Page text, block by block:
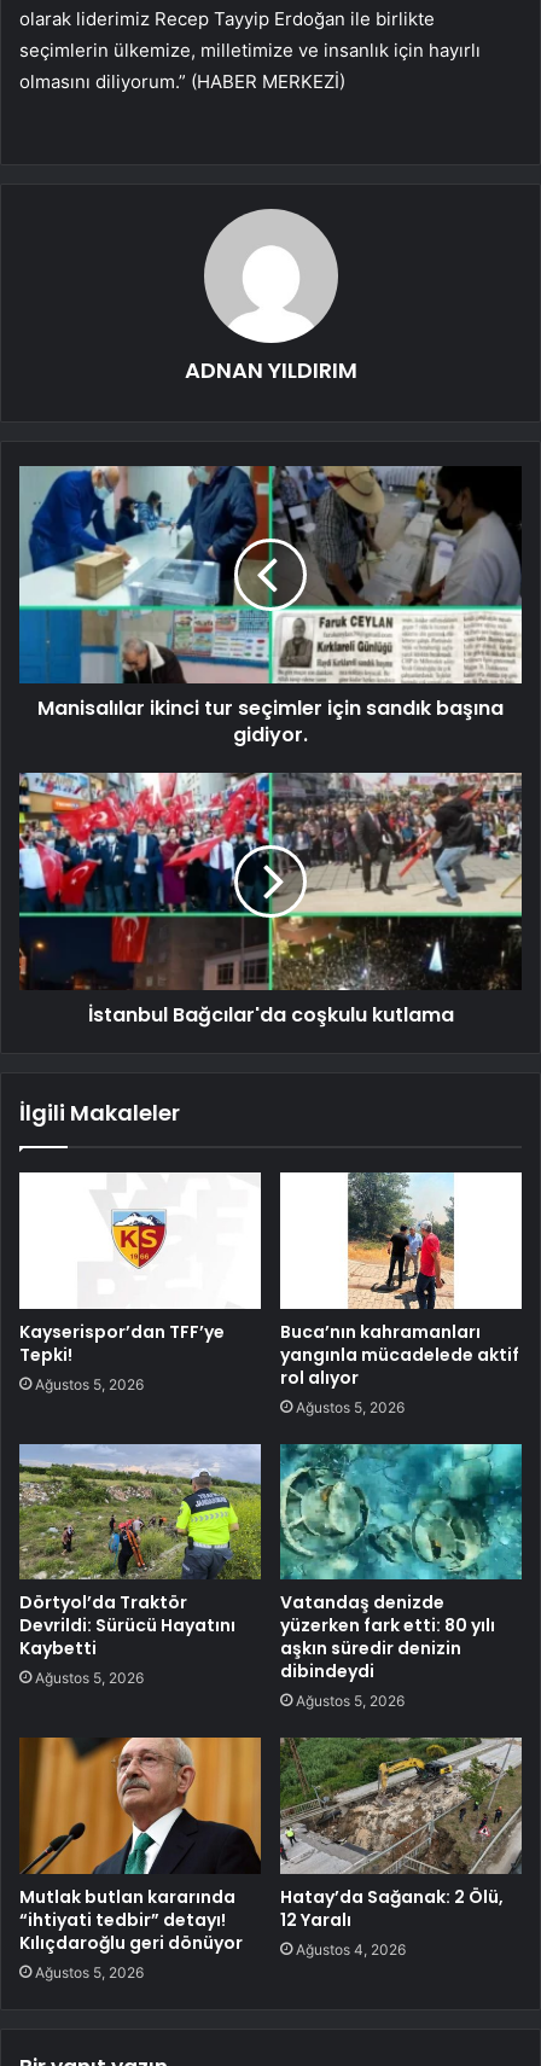
olarak liderimiz Recep Tayyip Erdoğan ile birlikte
seçimlerin ülkemize, milletimize ve insanlık için hayırlı
olmasını diliyorum.” (HABER MERKEZİ)
ADNAN YILDIRIM
Manisalılar ikinci tur seçimler için sandık başına
gidiyor.
İstanbul Bağcılar'da coşkulu kutlama
İlgili Makaleler
Kayserispor’dan TFF’ye
Tepki!
Ağustos 5, 2026
Buca’nın kahramanları
yangınla mücadelede aktif
rol alıyor
Ağustos 5, 2026
Dörtyol’da Traktör
Devrildi: Sürücü Hayatını
Kaybetti
Ağustos 5, 2026
Vatandaş denizde
yüzerken fark etti: 80 yılı
aşkın süredir denizin
dibindeydi
Ağustos 5, 2026
Mutlak butlan kararında
“ihtiyati tedbir” detayı!
Kılıçdaroğlu geri dönüyor
Ağustos 5, 2026
Hatay’da Sağanak: 2 Ölü,
12 Yaralı
Ağustos 4, 2026